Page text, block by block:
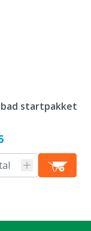
startpakket